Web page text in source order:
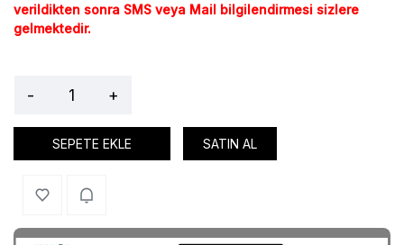
verildikten sonra SMS veya Mail bilgilendirmesi sizlere
gelmektedir.
- +
SEPETE EKLE SATIN AL